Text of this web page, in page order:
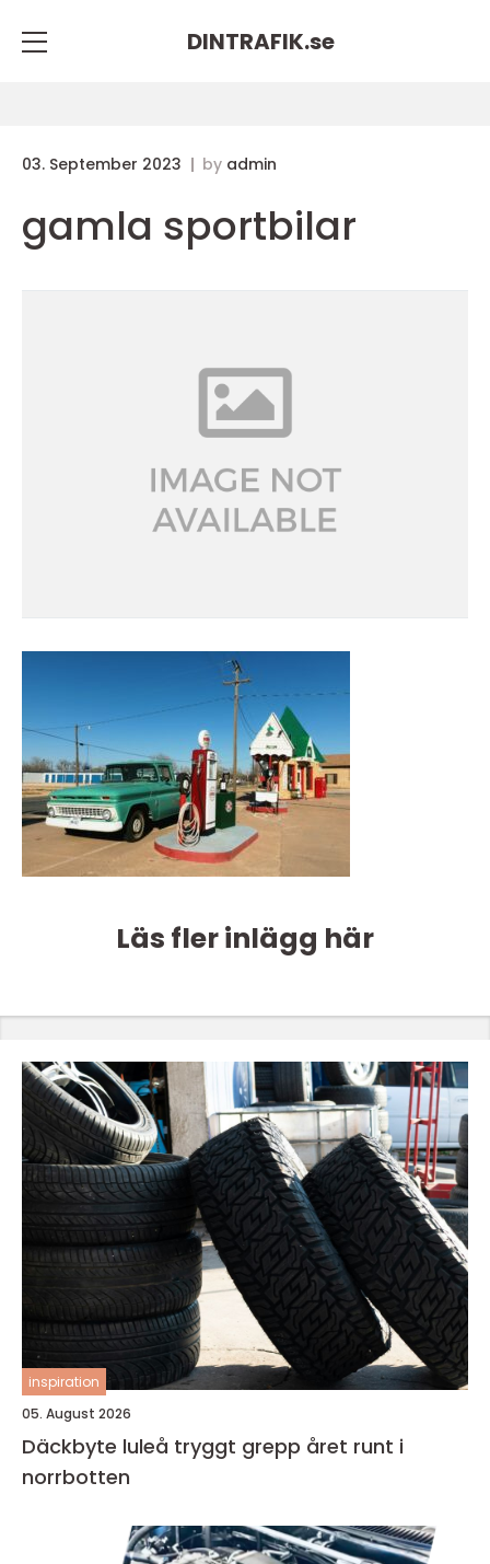
DINTRAFIK.se
03. September 2023 by admin
gamla sportbilar
Läs fler inlägg här
inspiration
05. August 2026
Däckbyte luleå tryggt grepp året runt i
norrbotten